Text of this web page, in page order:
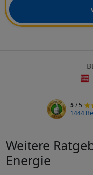
5/ 5
1444
Weitere
Energie